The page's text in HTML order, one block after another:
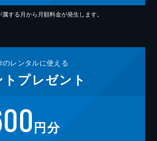
する月から月額料金が発生します。
のレンタルに使える
プレゼント
円分